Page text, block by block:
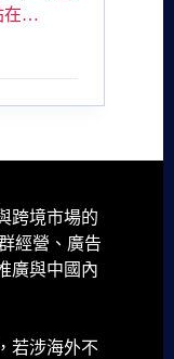
在…
跨境市場的
經營、廣告
廣與中國內
若涉海外不